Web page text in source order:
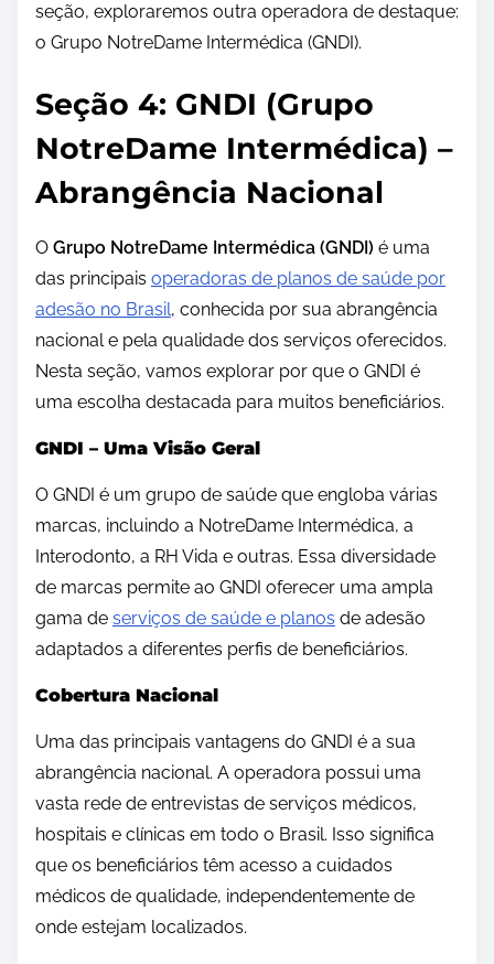
seção, exploraremos outra operadora de destaque:
o Grupo NotreDame Intermédica (GNDI).
Seção 4: GNDI (Grupo
NotreDame Intermédica) –
Abrangência Nacional
O Grupo NotreDame Intermédica (GNDI) é uma
das principais operadoras de planos de saúde por
adesão no Brasil, conhecida por sua abrangência
nacional e pela qualidade dos serviços oferecidos.
Nesta seção, vamos explorar por que o GNDI é
uma escolha destacada para muitos beneficiários.
GNDI – Uma Visão Geral
O GNDI é um grupo de saúde que engloba várias
marcas, incluindo a NotreDame Intermédica, a
Interodonto, a RH Vida e outras. Essa diversidade
de marcas permite ao GNDI oferecer uma ampla
gama de serviços de saúde e planos de adesão
adaptados a diferentes perfis de beneficiários.
Cobertura Nacional
Uma das principais vantagens do GNDI é a sua
abrangência nacional. A operadora possui uma
vasta rede de entrevistas de serviços médicos,
hospitais e clínicas em todo o Brasil. Isso significa
que os beneficiários têm acesso a cuidados
médicos de qualidade, independentemente de
onde estejam localizados.